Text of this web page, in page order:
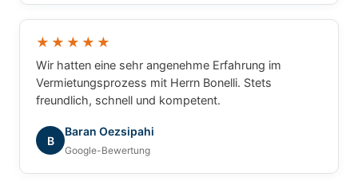
★★★★★
Wir hatten eine sehr angenehme Erfahrung im
Vermietungsprozess mit Herrn Bonelli. Stets
freundlich, schnell und kompetent.
B
Baran Oezsipahi
Google-Bewertung